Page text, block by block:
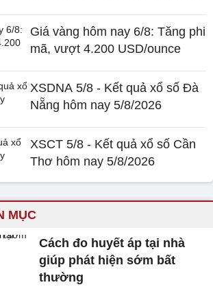
Giá vàng hôm nay 6/8: Tăng phi
mã, vượt 4.200 USD/ounce
XSDNA 5/8 - Kết quả xổ số Đà
Nẵng hôm nay 5/8/2026
XSCT 5/8 - Kết quả xổ số Cần
Thơ hôm nay 5/8/2026
MỤC
Cách đo huyết áp tại nhà
giúp phát hiện sớm bất
thường